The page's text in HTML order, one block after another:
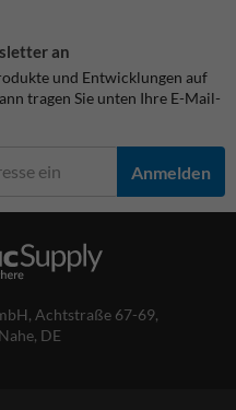
an
und Entwicklungen auf
tragen Sie unten Ihre E-Mail-
Anmelden
Achtstraße 67-69,
DE